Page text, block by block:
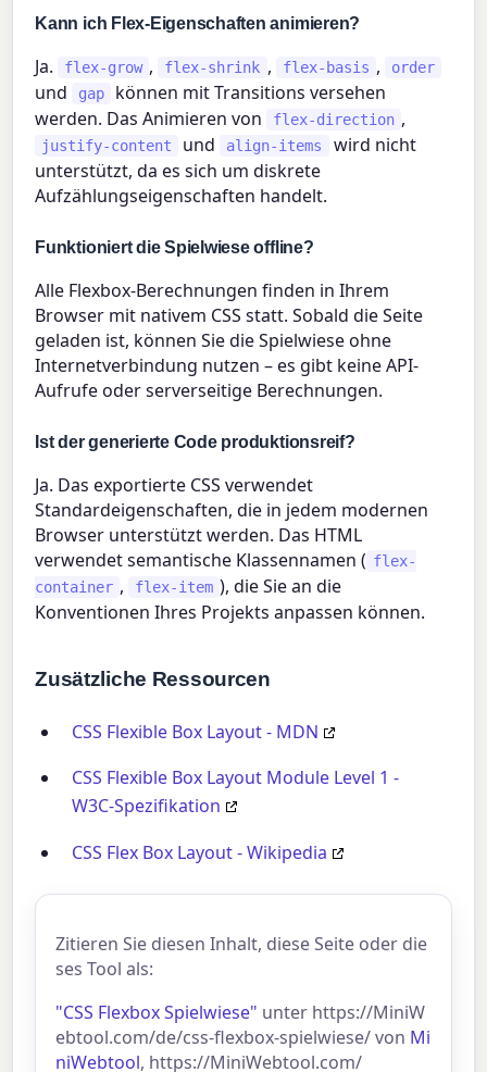
Kann ich Flex-Eigenschaften animieren?
Ja. flex-grow , flex-shrink , flex-basis , order
und gap
können mit Transitions versehen
werden. Das Animieren von
flex-direction ,
justify-content und align-items
wird nicht
unterstützt, da es sich um diskrete
Aufzählungseigenschaften handelt.
Funktioniert die Spielwiese offline?
Alle Flexbox-Berechnungen finden in Ihrem
Browser mit nativem CSS statt. Sobald die Seite
geladen ist, können Sie die Spielwiese ohne
Internetverbindung nutzen – es gibt keine API-
Aufrufe oder serverseitige Berechnungen.
Ist der generierte Code produktionsreif?
Ja. Das exportierte CSS verwendet
Standardeigenschaften, die in jedem modernen
Browser unterstützt werden. Das HTML
verwendet semantische Klassennamen ( flex-
container , flex-item ), die Sie an die
Konventionen Ihres Projekts anpassen können.
Zusätzliche Ressourcen
CSS Flexible Box Layout - MDN
CSS Flexible Box Layout Module Level 1 -
W3C-Spezifikation
CSS Flex Box Layout - Wikipedia
Zitieren Sie diesen Inhalt, diese Seite oder die
ses Tool als:
"CSS Flexbox Spielwiese" unter https://MiniW
ebtool.com/de/css-flexbox-spielwiese/ von Mi
niWebtool, https://MiniWebtool.com/